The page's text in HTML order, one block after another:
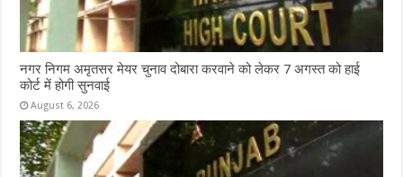
नगर निगम अमृतसर मेयर चुनाव दोबारा करवाने को लेकर 7 अगस्त को हाई
कोर्ट में होगी सुनवाई
August 6, 2026